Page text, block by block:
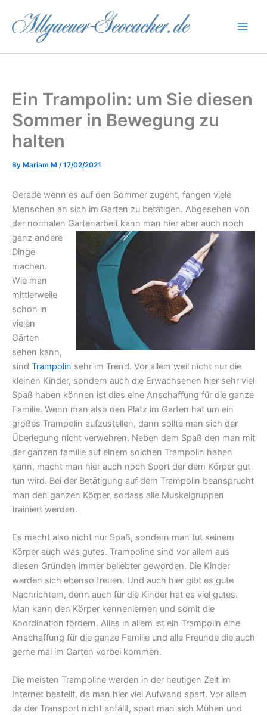
content
Ein Trampolin: um Sie diesen
Sommer in Bewegung zu
halten
By Mariam M /17/02/2021
Gerade wenn es auf den Sommer zugeht, fangen viele
Menschen an sich im Garten zu betätigen. Abgesehen von
der normalen Gartenarbeit kann man hier aber auch noch
ganz andere
Dinge
machen.
Wie man
mittlerweile
schon in
vielen
Gärten
sehen kann,
sind Trampolin sehr im Trend. Vor allem weil nicht nur die
kleinen Kinder, sondern auch die Erwachsenen hier sehr viel
Spaß haben können ist dies eine Anschaffung für die ganze
Familie. Wenn man also den Platz im Garten hat um ein
großes Trampolin aufzustellen, dann sollte man sich der
Überlegung nicht verwehren. Neben dem Spaß den man mit
der ganzen familie auf einem solchen Trampolin haben
kann, macht man hier auch noch Sport der dem Körper gut
tun wird. Bei der Betätigung auf dem Trampolin beansprucht
man den ganzen Körper, sodass alle Muskelgruppen
trainiert werden.
Es macht also nicht nur Spaß, sondern man tut seinem
Körper auch was gutes. Trampoline sind vor allem aus
diesen Gründen immer beliebter geworden. Die Kinder
werden sich ebenso freuen. Und auch hier gibt es gute
Nachrichtem, denn auch für die Kinder hat es viel gutes.
Man kann den Körper kennenlernen und somit die
Koordination fördern. Alles in allem ist ein Trampolin eine
Anschaffung für die ganze Familie und alle Freunde die auch
gerne mal im Garten vorbei kommen.
Die meisten Trampoline werden in der heutigen Zeit im
Internet bestellt, da man hier viel Aufwand spart. Vor allem
da der Transport nicht anfällt, spart man sich Mühen und